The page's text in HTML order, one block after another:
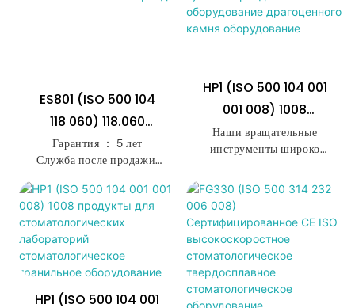
ES801 (ISO 500 104
118 060) 118.060
Стоматологические
Лабораторные
Продукты Плотность
Плотном Карбид
Гарантия ： 5 лет
Служба после продажи:
Классификация
инструментов: класс II
Место происхождения:
Гуандун, Китай
Название бренда: KE:
ES801
Источник питания:
HP1 (ISO 500 104 001
001 008) 1008
Стоматологические
Лабораторные
Карбид Оборудование
Драгоценного Камня
Оборудование
Наши вращательные
инструменты широко
вырезания, измельчения,
отчитывания, отделки,
полировки любых
материалов циркония,
лития деризута, фарфора
(керамика), сплава или
металла, акрила (смолы),
пика, композитов и т. Д.
HP1 (ISO 500 104 001